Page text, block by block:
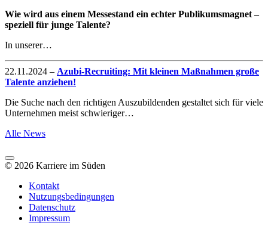
Wie wird aus einem Messestand ein echter Publikumsmagnet –
speziell für junge Talente?
In unserer…
22.11.2024 – Azubi-Recruiting: Mit kleinen Maßnahmen große
Talente anziehen!
Die Suche nach den richtigen Auszubildenden gestaltet sich für viele
Unternehmen meist schwieriger…
Alle News
© 2026 Karriere im Süden
Kontakt
Nutzungsbedingungen
Datenschutz
Impressum